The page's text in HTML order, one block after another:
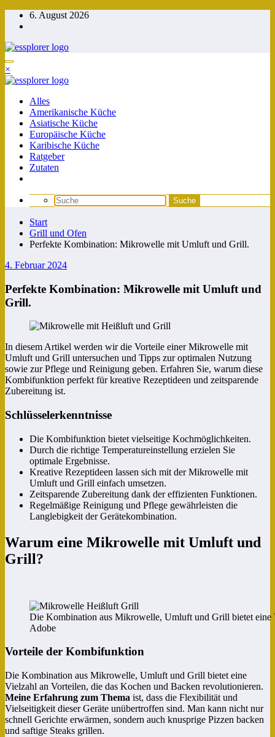
Zum
Inhalt
6. August 2026
×
Alles
Amerikanische Küche
Asiatische Küche
Europäische Küche
Karibische Küche
Ratgeber
Zutaten
Start
Grill und Ofen
Perfekte Kombination: Mikrowelle mit Umluft und Grill.
4. Februar 2024
Perfekte Kombination: Mikrowelle mit Umluft und
Grill.
In diesem Artikel werden wir die Vorteile einer Mikrowelle mit
Umluft und Grill untersuchen und Tipps zur optimalen Nutzung
sowie zur Pflege und Reinigung geben. Erfahren Sie, warum diese
Kombifunktion perfekt für kreative Rezeptideen und zeitsparende
Zubereitung ist.
Schlüsselerkenntnisse
Die Kombifunktion bietet vielseitige Kochmöglichkeiten.
Durch die richtige Temperatureinstellung erzielen Sie
optimale Ergebnisse.
Kreative Rezeptideen lassen sich mit der Mikrowelle mit
Umluft und Grill einfach umsetzen.
Zeitsparende Zubereitung dank der effizienten Funktionen.
Regelmäßige Reinigung und Pflege gewährleisten die
Langlebigkeit der Gerätekombination.
Warum eine Mikrowelle mit Umluft und
Grill?
Die Kombination aus Mikrowelle, Umluft und Grill bietet
Adobe
Vorteile der Kombifunktion
Die Kombination aus Mikrowelle, Umluft und Grill bietet eine
Vielzahl an Vorteilen, die das Kochen und Backen revolutionieren.
Meine Erfahrung zum Thema ist, dass die Flexibilität und
Vielseitigkeit dieser Geräte unübertroffen sind. Man kann nicht nur
schnell Gerichte erwärmen, sondern auch knusprige Pizzen backen
und saftige Steaks grillen.